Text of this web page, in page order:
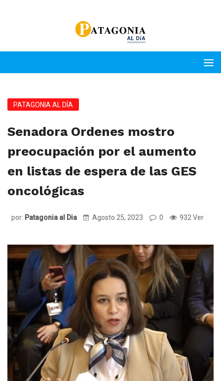
PATAGONIA AL DÍA
Senadora Ordenes mostro
preocupación por el aumento
en listas de espera de las GES
oncológicas
por: Patagonia al Dia Agosto 25, 2023 0 932 Ver